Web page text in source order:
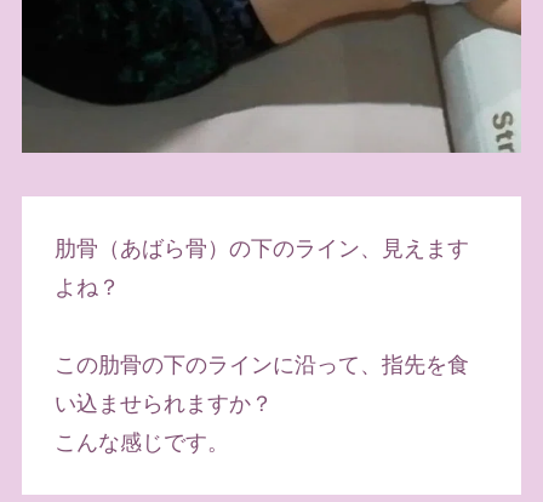
肋骨（あばら骨）の下のライン、見えます
よね？
この肋骨の下のラインに沿って、指先を食
い込ませられますか？
こんな感じです。